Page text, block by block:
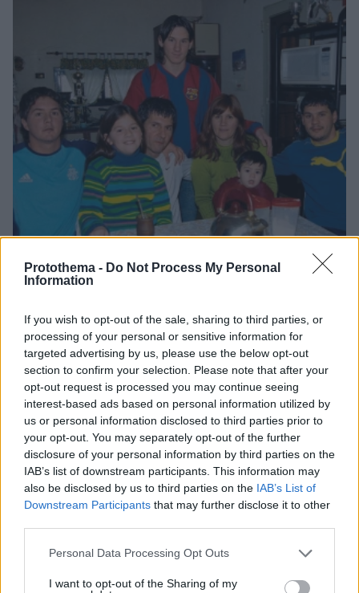
Protothema - Do Not Process My Personal
Information
If you wish to opt-out of the sale, sharing to third parties, or
processing of your personal or sensitive information for
targeted advertising by us, please use the below opt-out
section to confirm your selection. Please note that after your
opt-out request is processed you may continue seeing
interest-based ads based on personal information utilized by
us or personal information disclosed to third parties prior to
your opt-out. You may separately opt-out of the further
disclosure of your personal information by third parties on the
IAB’s list of downstream participants. This information may
also be disclosed by us to third parties on the IAB’s List of
Downstream Participants that may further disclose it to other
Please note that this website/app uses one or more Google
not limited to your visit or usage behaviour. You may click to
Personal Data Processing Opt Outs
I want to opt-out of the Sharing of my
Χόρχε Μέσι: Ο εργάτης από το Ροσάριο που πήρε
τον 13χρονο Λιονέλ από το χέρι και άλλαξε την
ιστορία του ποδοσφαίρου με μια υπογραφή σε...
χαρτοπετσέτα
08.08.2026, 21:43